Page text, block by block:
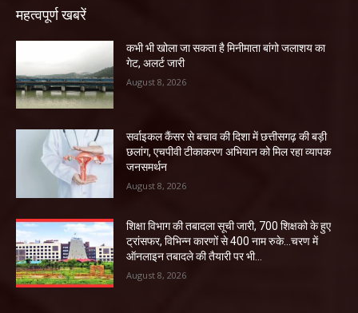
महत्वपूर्ण खबरें
कभी भी खोला जा सकता है मिनीमाता बांगो जलाशय का
गेट, अलर्ट जारी
August 8, 2026
सर्वाइकल कैंसर से बचाव की दिशा में छत्तीसगढ़ की बड़ी
छलांग, एचपीवी टीकाकरण अभियान को मिल रहा व्यापक
जनसमर्थन
August 8, 2026
शिक्षा विभाग की तबादला सूची जारी, 700 शिक्षको के हुए
ट्रांसफर, विभिन्न कारणों से 400 नाम रुके…चरण में
ऑनलाइन तबादले की तैयारी पर भी...
August 8, 2026